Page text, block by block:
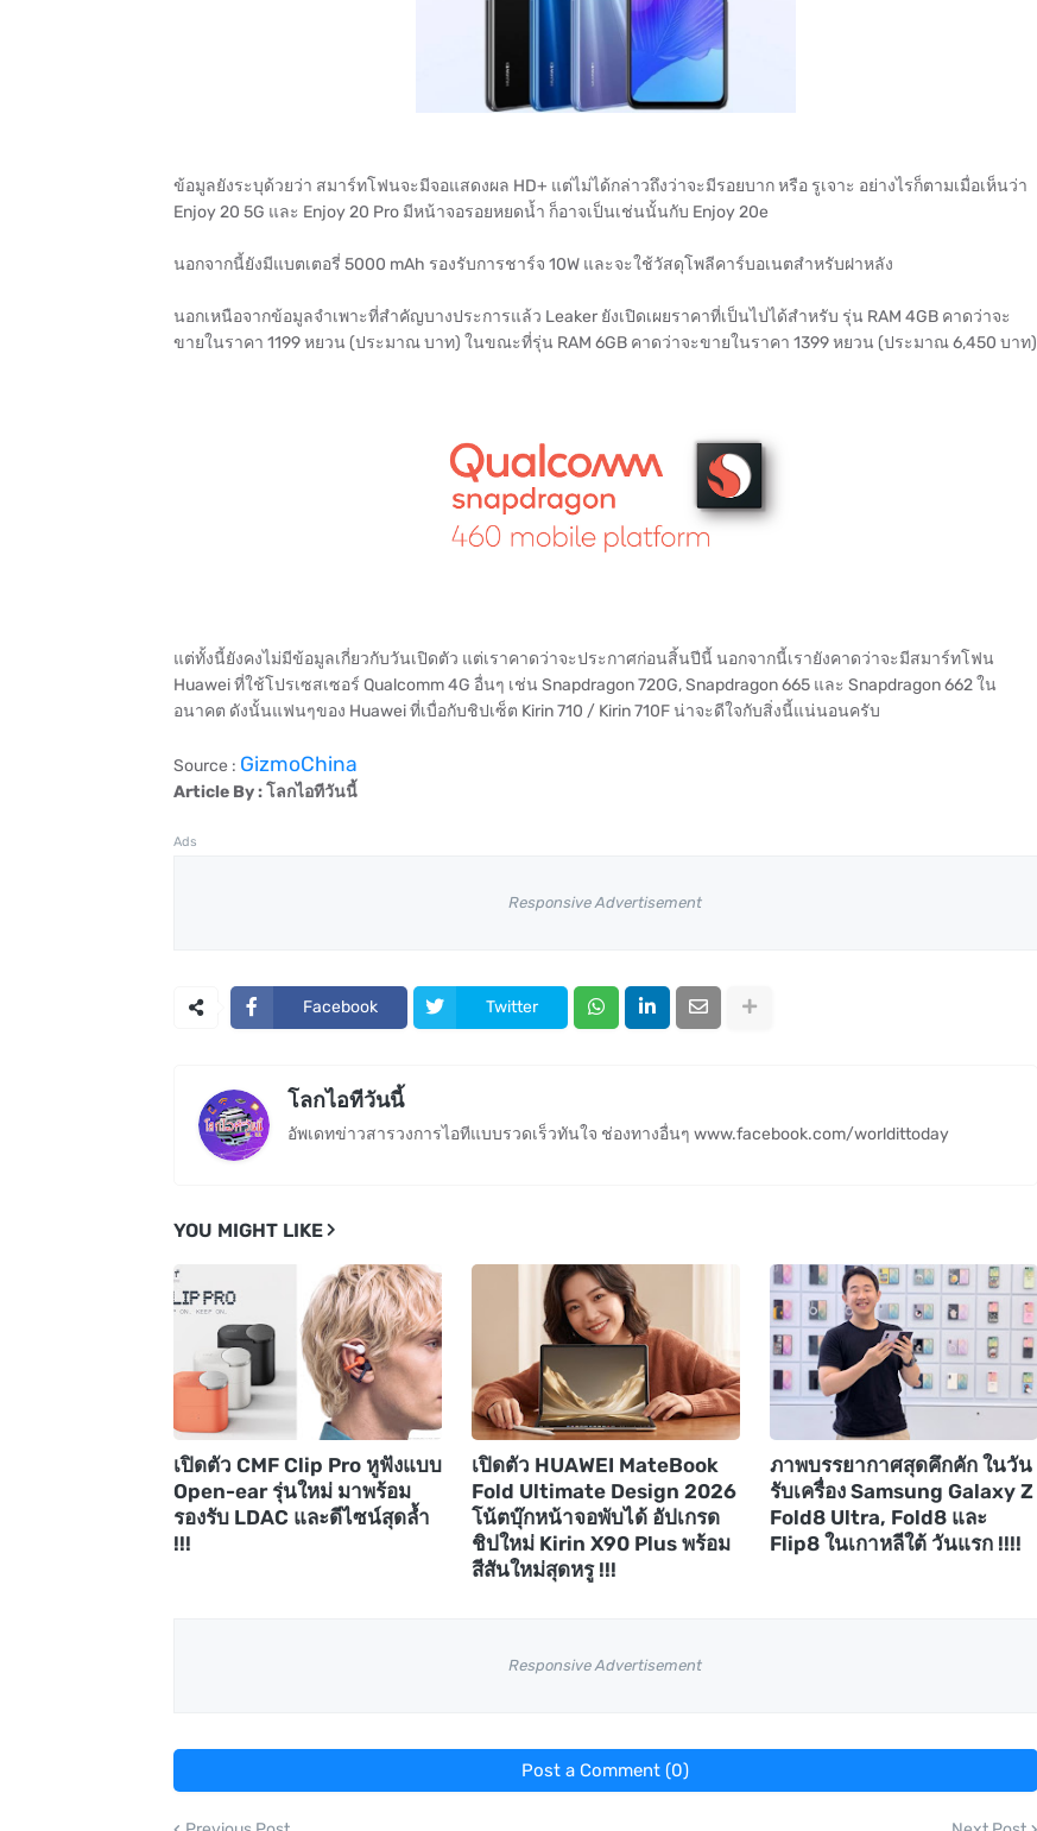
ข้อมูลยังระบุด้วยว่า สมาร์ทโฟนจะมีจอแสดงผล HD+ แต่ไม่ได้กล่าวถึงว่าจะมีรอยบาก หรือ รูเจาะ อย่างไรก็ตามเมื่อเห็นว่า
Enjoy 20 5G และ Enjoy 20 Pro มีหน้าจอรอยหยดน้ำ ก็อาจเป็นเช่นนั้นกับ Enjoy 20e
นอกจากนี้ยังมีแบตเตอรี่ 5000 mAh รองรับการชาร์จ 10W และจะใช้วัสดุโพลีคาร์บอเนตสำหรับฝาหลัง
นอกเหนือจากข้อมูลจำเพาะที่สำคัญบางประการแล้ว Leaker ยังเปิดเผยราคาที่เป็นไปได้สำหรับ รุ่น RAM 4GB คาดว่าจะ
ขายในราคา 1199 หยวน (ประมาณ บาท) ในขณะที่รุ่น RAM 6GB คาดว่าจะขายในราคา 1399 หยวน (ประมาณ 6,450 บาท)
แต่ทั้งนี้ยังคงไม่มีข้อมูลเกี่ยวกับวันเปิดตัว แต่เราคาดว่าจะประกาศก่อนสิ้นปีนี้ นอกจากนี้เรายังคาดว่าจะมีสมาร์ทโฟน
Huawei ที่ใช้โปรเซสเซอร์ Qualcomm 4G อื่นๆ เช่น Snapdragon 720G, Snapdragon 665 และ Snapdragon 662 ใน
อนาคต ดังนั้นแฟนๆของ Huawei ที่เบื่อกับชิปเซ็ต Kirin 710 / Kirin 710F น่าจะดีใจกับสิ่งนี้แน่นอนครับ
Source : GizmoChina
Article By : โลกไอทีวันนี้
Ads
Responsive Advertisement
Facebook Twitter
โลกไอทีวันนี้
อัพเดทข่าวสารวงการไอทีแบบรวดเร็วทันใจ ช่องทางอื่นๆ www.facebook.com/worldittoday
YOU MIGHT LIKE
เปิดตัว CMF Clip Pro หูฟังแบบ
Open-ear รุ่นใหม่ มาพร้อม
รองรับ LDAC และดีไซน์สุดล้ำ
!!!
เปิดตัว HUAWEI MateBook
Fold Ultimate Design 2026
โน้ตบุ๊กหน้าจอพับได้ อัปเกรด
ชิปใหม่ Kirin X90 Plus พร้อม
สีสันใหม่สุดหรู !!!
ภาพบรรยากาศสุดคึกคัก ในวัน
รับเครื่อง Samsung Galaxy Z
Fold8 Ultra, Fold8 และ
Flip8 ในเกาหลีใต้ วันแรก !!!!
Responsive Advertisement
Post a Comment (0)